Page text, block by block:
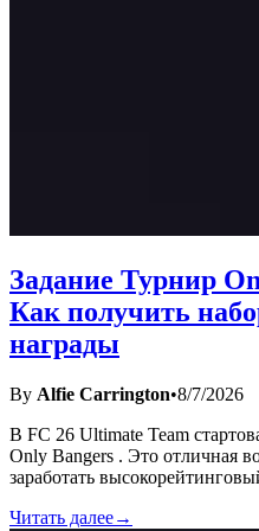
Задание Турнир
Как получить
награды
By Alfie Carrington•8/7/2026
В FC 26 Ultimate Team
Only Bangers . Это отличная
заработать
Читать далее→